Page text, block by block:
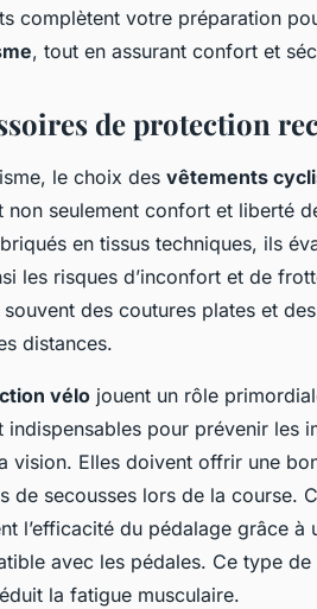
complètent votre préparation
, tout en assurant confort et
de protection
le choix des vêtements
seulement confort et liberté
en tissus techniques, ils
les risques d’inconfort et de
des coutures plates et
distances.
vélo jouent un rôle
pour prévenir les
vision. Elles doivent offrir une
de secousses lors de la course.
l’efficacité du pédalage grâce à
avec les pédales. Ce type
la fatigue musculaire.